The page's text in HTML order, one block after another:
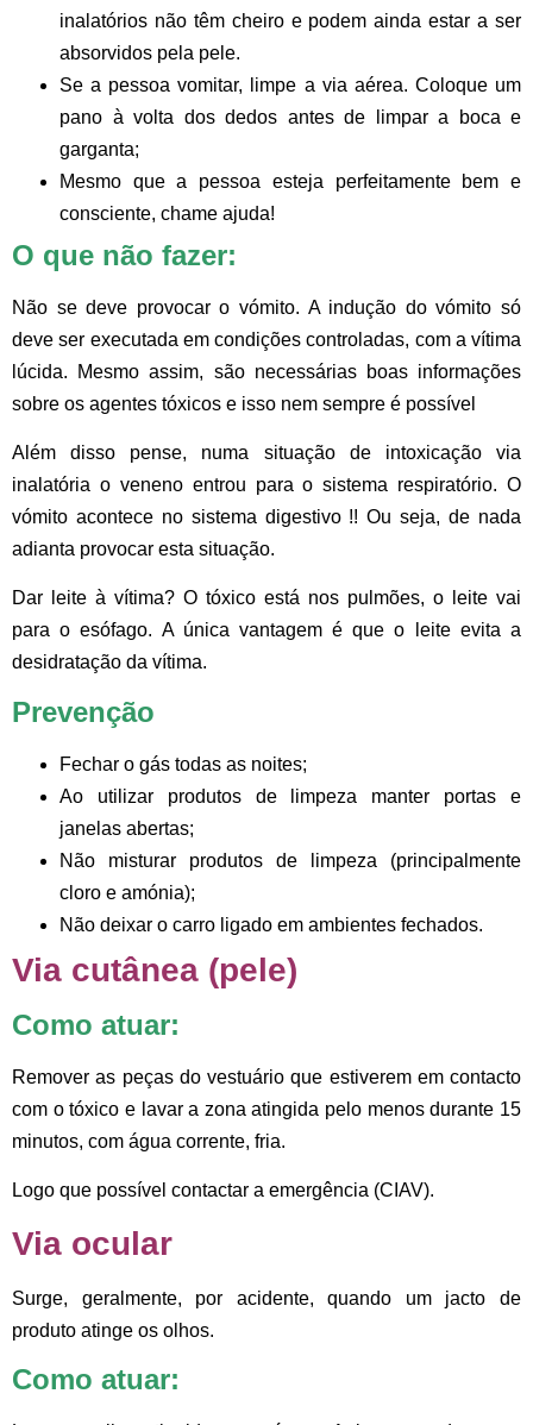
inalatórios não têm cheiro e podem ainda estar a ser
absorvidos pela pele.
Se a pessoa vomitar, limpe a via aérea. Coloque um
pano à volta dos dedos antes de limpar a boca e
garganta;
Mesmo que a pessoa esteja perfeitamente bem e
consciente, chame ajuda!
O que não fazer:
Não se deve provocar o vómito. A indução do vómito só
deve ser executada em condições controladas, com a vítima
lúcida. Mesmo assim, são necessárias boas informações
sobre os agentes tóxicos e isso nem sempre é possível
Além disso pense, numa situação de intoxicação via
inalatória o veneno entrou para o sistema respiratório. O
vómito acontece no sistema digestivo !! Ou seja, de nada
adianta provocar esta situação.
Dar leite à vítima? O tóxico está nos pulmões, o leite vai
para o esófago. A única vantagem é que o leite evita a
desidratação da vítima.
Prevenção
Fechar o gás todas as noites;
Ao utilizar produtos de limpeza manter portas e
janelas abertas;
Não misturar produtos de limpeza (principalmente
cloro e amónia);
Não deixar o carro ligado em ambientes fechados.
Via cutânea (pele)
Como atuar:
Remover as peças do vestuário que estiverem em contacto
com o tóxico e lavar a zona atingida pelo menos durante 15
minutos, com água corrente, fria.
Logo que possível contactar a emergência (CIAV).
Via ocular
Surge, geralmente, por acidente, quando um jacto de
produto atinge os olhos.
Como atuar: